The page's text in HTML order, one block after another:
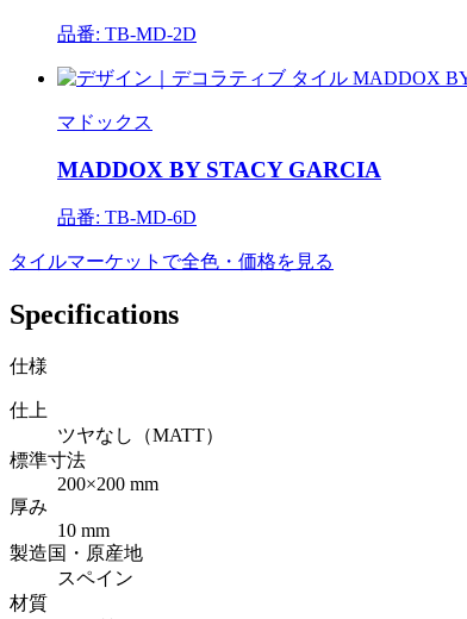
品番: TB-MD-2D
マドックス
MADDOX BY STACY GARCIA
品番: TB-MD-6D
タイルマーケットで全色・価格を見る
Specifications
仕様
仕上
ツヤなし（MATT）
標準寸法
200×200 mm
厚み
10 mm
製造国・原産地
スペイン
材質